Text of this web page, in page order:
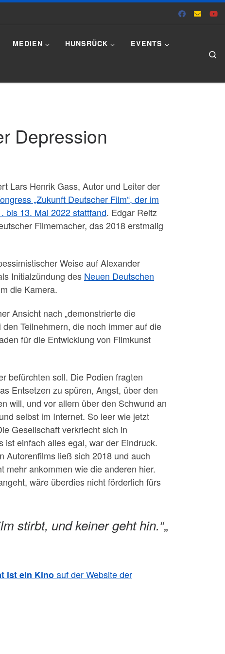
MEDIEN HUNSRÜCK EVENTS
Depression
Lars Henrik Gass, Autor und Leiter der
„Zukunft Deutscher Film“, der im
bis 13. Mai 2022 stattfand. Edgar Reitz
Filmemacher, das 2018 erstmalig
Weise auf Alexander
Initialzündung des Neuen Deutschen
die Kamera.
Ansicht nach „demonstrierte die
Teilnehmern, die noch immer auf die
für die Entwicklung von Filmkunst
befürchten soll. Die Podien fragten
Entsetzen zu spüren, Angst, über den
will, und vor allem über den Schwund an
selbst im Internet. So leer wie jetzt
Gesellschaft verkriecht sich in
einfach alles egal, war der Eindruck.
Autorenfilms ließ sich 2018 und auch
mehr ankommen wie die anderen hier.
wäre überdies nicht förderlich fürs
stirbt, und keiner geht hin.“„
ist ein Kinoauf der Website der